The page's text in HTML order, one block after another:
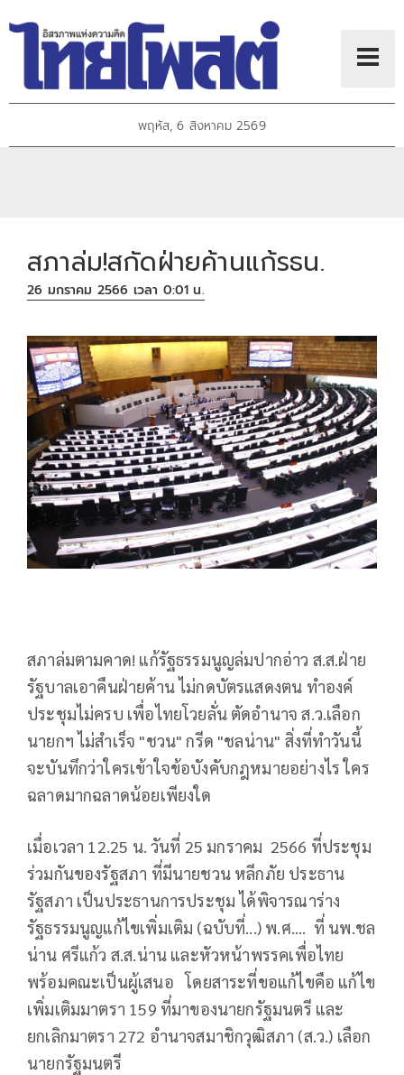
พฤหัส, 6 สิงหาคม 2569
สภาล่ม!สกัดฝ่ายค้านแก้รธน.
26 มกราคม 2566 เวลา 0:01 น.
สภาล่มตามคาด! แก้รัฐธรรมนูญล่มปากอ่าว ส.ส.ฝ่าย
รัฐบาลเอาคืนฝ่ายค้าน ไม่กดบัตรแสดงตน ทำองค์
ประชุมไม่ครบ เพื่อไทยโวยลั่น ตัดอำนาจ ส.ว.เลือก
นายกฯ ไม่สำเร็จ "ชวน" กรีด "ชลน่าน" สิ่งที่ทำวันนี้
จะบันทึกว่าใครเข้าใจข้อบังคับกฎหมายอย่างไร ใคร
ฉลาดมากฉลาดน้อยเพียงใด
เมื่อเวลา 12.25 น. วันที่ 25 มกราคม 2566 ที่ประชุม
ร่วมกันของรัฐสภา ที่มีนายชวน หลีกภัย ประธาน
รัฐสภา เป็นประธานการประชุม ได้พิจารณาร่าง
รัฐธรรมนูญแก้ไขเพิ่มเติม (ฉบับที่...) พ.ศ.... ที่ นพ.ชล
น่าน ศรีแก้ว ส.ส.น่าน และหัวหน้าพรรคเพื่อไทย
พร้อมคณะเป็นผู้เสนอ โดยสาระที่ขอแก้ไขคือ แก้ไข
เพิ่มเติมมาตรา 159 ที่มาของนายกรัฐมนตรี และ
ยกเลิกมาตรา 272 อำนาจสมาชิกวุฒิสภา (ส.ว.) เลือก
นายกรัฐมนตรี